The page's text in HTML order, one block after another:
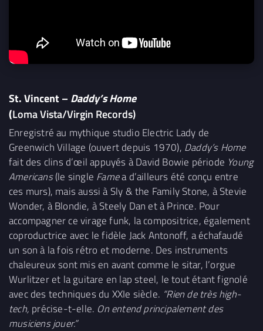
St. Vincent – Daddy’s Home
(Loma Vista/Virgin Records)
Enregistré au mythique studio Electric Lady de
Greenwich Village (ouvert depuis 1970), Daddy’s Home
fait des clins d’œil appuyés à David Bowie période Young
Americans(le single Famea d’ailleurs été conçu entre
ces murs), mais aussi à Sly & the Family Stone, à Stevie
Wonder, à Blondie, à Steely Dan et à Prince. Pour
accompagner ce virage funk, la compositrice, également
coproductrice avec le fidèle Jack Antonoff, a échafaudé
un son à la fois rétro et moderne. Des instruments
chaleureux sont mis en avant comme le sitar, l’orgue
Wurlitzer et la guitare en lap steel, le tout étant fignolé
avec des techniques du XXIe siècle. “Rien de très high-
tech, précise-t-elle. On entend principalement des
musiciens jouer.”